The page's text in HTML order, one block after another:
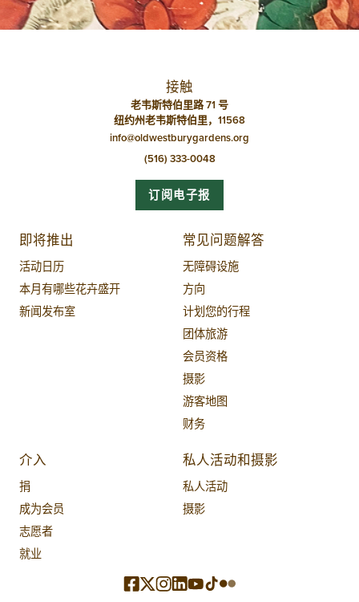
接触
老韦斯特伯里路 71 号
纽约州老韦斯特伯里，11568
info@oldwestburygardens.org
(516) 333-0048
订阅电子报
即将推出
活动日历
本月有哪些花卉盛开
新闻发布室
常见问题解答
无障碍设施
方向
计划您的行程
团体旅游
会员资格
摄影
游客地图
财务
介入
捐
成为会员
志愿者
就业
私人活动和摄影
私人活动
摄影